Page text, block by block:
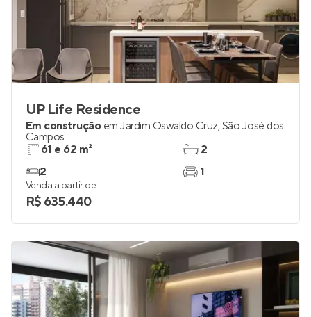
UP Life Residence
Em construção em Jardim Oswaldo Cruz,São José dos
Campos
61 e 62 m²
2
2
1
Venda a partir de
R$ 635.440